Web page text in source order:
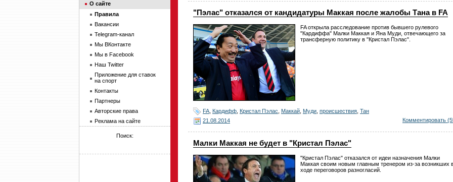
"Пэлас" отказался от кандидатуры Маккая после жалобы Тана в FA
FA открыла расследование против бывшего рулевого
"Кардиффа" Малки Маккая и Яна Муди, отвечающего за
трансферную политику в "Кристал Пэлас".
FA Кардифф Кристал Пэлас Маккай Муди происшествия Тан
21.08.2014
Комментировать
Малки Маккая не будет в "Кристал Пэлас"
"Кристал Пэлас" отказался от идеи назначения Малки
Маккая своим новым главным тренером из-за возникших
ходе переговоров разногласий.
О сайте
Правила
Вакансии
Telegram-канал
Мы ВКонтакте
Мы в Facebook
Наш Twitter
Приложение для ставок
на спорт
Контакты
Партнеры
Авторские права
Реклама на сайте
Поиск: